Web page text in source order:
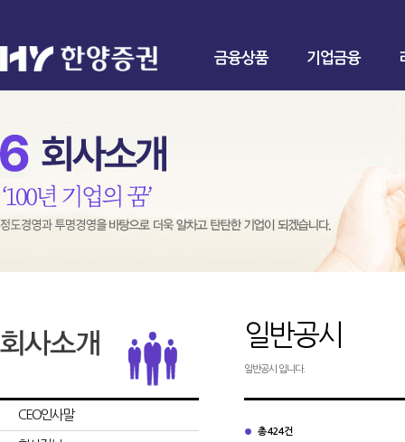
금융상품 기업금융
CEO인사말
일반공시
일반공시 입니다.
총 424건